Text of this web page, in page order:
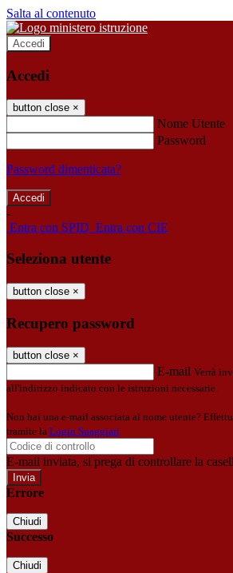
Salta al contenuto
Accedi
Accedi
button close ×
Nome Utente
Password
Password dimenticata?
-
Entra con SPID Entra con CIE
Seleziona utente
button close ×
Recupero password
button close ×
E-mail Verrà
all'indirizzo indicato con le istruzioni necessarie.
Non hai una e-mail associata al nome utente?
tramite la Login Spaggiari
E-mail inviata, si prega di controllare la
Errore
Chiudi
Successo
Chiudi